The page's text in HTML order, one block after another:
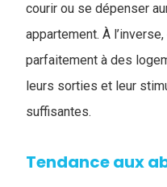
courir ou se dépenser
appartement. À
parfaitement à des
leurs sorties et leur
suffisantes.
Tendance aux